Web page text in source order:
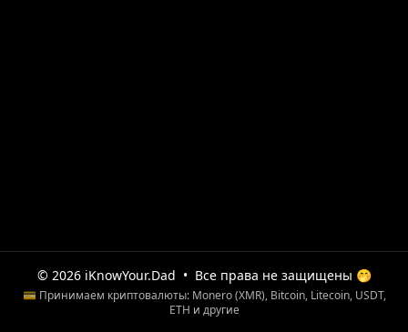
© 2026 iKnowYour.Dad • Все права не защищены 🤭
💳 Принимаем криптовалюты: Monero (XMR), Bitcoin, Litecoin, USDT,
ETH и другие